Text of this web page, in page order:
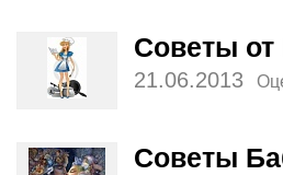
Советы
21.06.2013
Советы